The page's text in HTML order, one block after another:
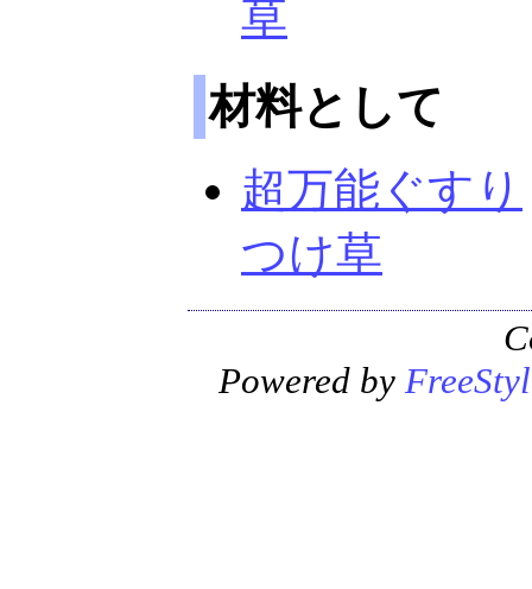
草
材料として
超万能ぐすり
つけ草
Powered by